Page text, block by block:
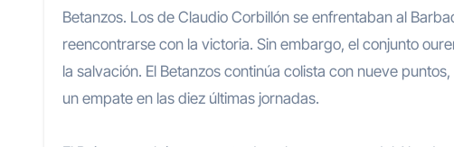
Betanzos. Los de Claudio Corbillón se enfrentaban al
reencontrarse con la victoria. Sin embargo, el conjunto
la salvación. El Betanzos continúa colista con nueve
un empate en las diez últimas jornadas.